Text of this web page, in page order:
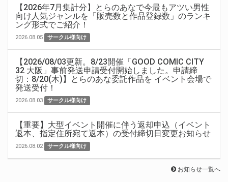
【2026年7月集計分】とらのあなで今最もアツい男性
向け人気ジャンルを「販売数と作品登録数」のランキ
ング形式でご紹介！
2026.08.05 サークル様向け
【2026/08/03更新。8/23開催「GOOD COMIC CITY
32 大阪」事前発送申請受付開始しました。申請締
切：8/20(木)】とらのあな委託作品を イベント会場で
発送受付！
2026.08.03 サークル様向け
【重要】大型イベント開催に伴う返却申込（イベント
返本、指定住所宛て返本）の受付締切日変更お知らせ
2026.08.02 サークル様向け
お知らせ一覧へ